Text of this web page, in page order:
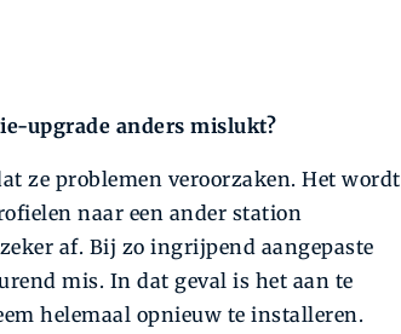
upgrade anders mislukt?
ze problemen veroorzaken. Het wordt
naar een ander station
af. Bij zo ingrijpend aangepaste
mis. In dat geval is het aan te
helemaal opnieuw te installeren.